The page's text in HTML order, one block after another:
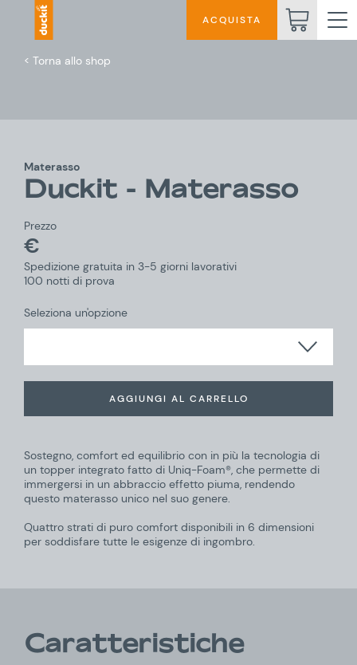
ACQUISTA
< Torna allo shop
Materasso
Duckit - Materasso
Prezzo
€
Spedizione gratuita in 3-5 giorni lavorativi
100 notti di prova
Seleziona un'opzione
AGGIUNGI AL CARRELLO
Sostegno, comfort ed equilibrio con in più la tecnologia di
un topper integrato fatto di Uniq-Foam®, che permette di
immergersi in un abbraccio effetto piuma, rendendo
questo materasso unico nel suo genere.
Quattro strati di puro comfort disponibili in 6 dimensioni
per soddisfare tutte le esigenze di ingombro.
Caratteristiche